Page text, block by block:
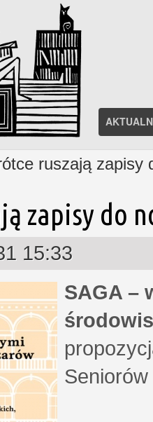
ruszają zapisy
zapisy do
15:33
SAGA –